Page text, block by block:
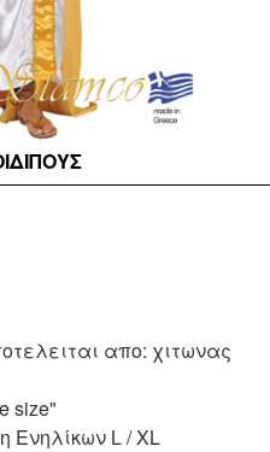
απο: χιτωνας
size"
Ενηλίκων L / XL